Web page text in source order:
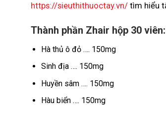
https://sieuthithuoctay.vn/ tìm hiểu
Thành phần Zhair hộp 30 viên:
Hà thủ ô đỏ …. 150mg
Sinh địa …. 150mg
Huyền sâm …. 150mg
Hàu biển …. 150mg